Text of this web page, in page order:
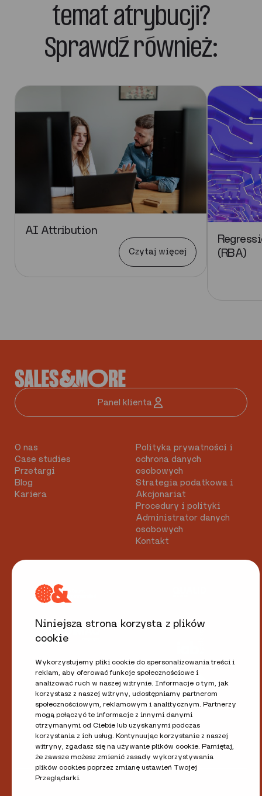
Niniejsza strona korzysta z plików
cookie
Wykorzystujemy pliki cookie do spersonalizowania treści i
reklam, aby oferować funkcje społecznościowe i
analizować ruch w naszej witrynie. Informacje o tym, jak
korzystasz z naszej witryny, udostępniamy partnerom
społecznościowym, reklamowym i analitycznym. Partnerzy
mogą połączyć te informacje z innymi danymi
otrzymanymi od Ciebie lub uzyskanymi podczas
korzystania z ich usług. Kontynuując korzystanie z naszej
witryny, zgadasz się na używanie plików cookie. Pamiętaj,
że zawsze możesz zmienić zasady wykorzystywania
plików cookies poprzez zmianę ustawień Twojej
Przeglądarki.
temat atrybucji?
Sprawdź również:
AI Attribution
Czytaj więcej
(RBA)
Panel klienta
O nas
Case studies
Przetargi
Blog
Kariera
Polityka prywatności i
ochrona danych
osobowych
Strategia podatkowa i
Akcjonariat
Procedury i polityki
Administrator danych
osobowych
Kontakt